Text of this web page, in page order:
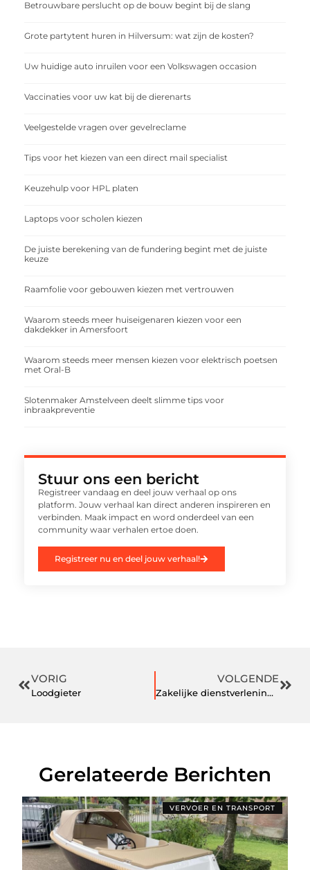
Betrouwbare perslucht op de bouw begint bij de slang
Grote partytent huren in Hilversum: wat zijn de kosten?
Uw huidige auto inruilen voor een Volkswagen occasion
Vaccinaties voor uw kat bij de dierenarts
Veelgestelde vragen over gevelreclame
Tips voor het kiezen van een direct mail specialist
Keuzehulp voor HPL platen
Laptops voor scholen kiezen
De juiste berekening van de fundering begint met de juiste
keuze
Raamfolie voor gebouwen kiezen met vertrouwen
Waarom steeds meer huiseigenaren kiezen voor een
dakdekker in Amersfoort
Waarom steeds meer mensen kiezen voor elektrisch poetsen
met Oral-B
Slotenmaker Amstelveen deelt slimme tips voor
inbraakpreventie
Stuur ons een bericht
Registreer vandaag en deel jouw verhaal op ons
platform. Jouw verhaal kan direct anderen inspireren en
verbinden. Maak impact en word onderdeel van een
community waar verhalen ertoe doen.
Registreer nu en deel jouw verhaal!
VORIG
Loodgieter
VOLGENDE
Zakelijke dienstverlening bij Taxi Breda.
Gerelateerde Berichten
VERVOER EN TRANSPORT